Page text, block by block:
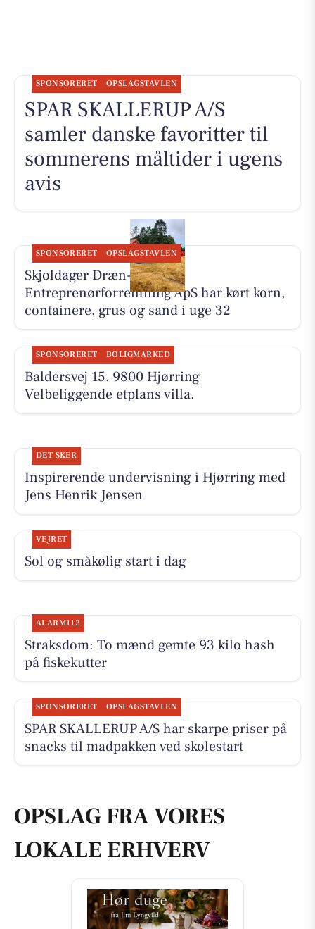
SPONSORERET OPSLAGSTAVLEN
SPAR SKALLERUP A/S
samler danske favoritter til
sommerens måltider i ugens
avis
SPONSORERET OPSLAGSTAVLEN
Skjoldager Dræn- &
Entreprenørforrentning ApS har kørt korn,
containere, grus og sand i uge 32
SPONSORERET BOLIGMARKED
Baldersvej 15, 9800 Hjørring
Velbeliggende etplans villa.
DET SKER
Inspirerende undervisning i Hjørring med
Jens Henrik Jensen
VEJRET
Sol og småkølig start i dag
ALARM112
Straksdom: To mænd gemte 93 kilo hash
på fiskekutter
SPONSORERET OPSLAGSTAVLEN
SPAR SKALLERUP A/S har skarpe priser på
snacks til madpakken ved skolestart
OPSLAG FRA VORES
LOKALE ERHVERV